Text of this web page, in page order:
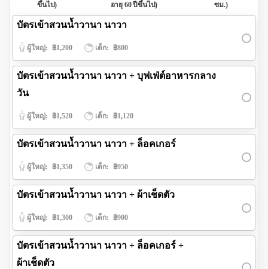
ขึ้นไป)
อายุ 60 ปีขึ้นไป)
ซม.)
บัตรเข้าสวนน้ำวานา นาวา
ผู้ใหญ่: ฿1,200 เด็ก: ฿800
บัตรเข้าสวนน้ำวานา นาวา + บุฟเฟ่ต์อาหารกลาง
วัน
ผู้ใหญ่: ฿1,520 เด็ก: ฿1,120
บัตรเข้าสวนน้ำวานา นาวา + ล็อคเกอร์
ผู้ใหญ่: ฿1,350 เด็ก: ฿950
บัตรเข้าสวนน้ำวานา นาวา + ผ้าเช็ดตัว
ผู้ใหญ่: ฿1,300 เด็ก: ฿900
บัตรเข้าสวนน้ำวานา นาวา + ล็อคเกอร์ +
ผ้าเช็ดตัว